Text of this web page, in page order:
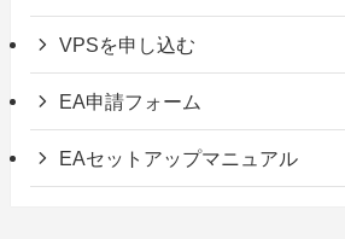
VPSを申し込む
EA申請フォーム
EAセットアップマニュアル